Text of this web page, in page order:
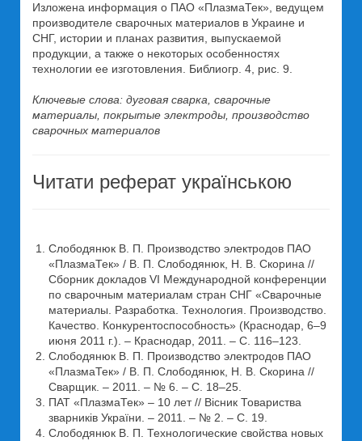
Изложена информация о ПАО «ПлазмаТек», ведущем
производителе сварочных материалов в Украине и
СНГ, истории и планах развития, выпускаемой
продукции, а также о некоторых особенностях
технологии ее изготовления. Библиогр. 4, рис. 9.
Ключевые слова: дуговая сварка, сварочные
материалы, покрытые электроды, производство
сварочных материалов
Читати реферат українською
Слободянюк В. П. Производство электродов ПАО
«ПлазмаТек» / В. П. Слободянюк, Н. В. Скорина //
Сборник докладов VI Международной конференции
по сварочным материалам стран СНГ «Сварочные
материалы. Разработка. Технология. Производство.
Качество. Конкурентоспособность» (Краснодар, 6–9
июня 2011 г.). – Краснодар, 2011. – С. 116–123.
Слободянюк В. П. Производство электродов ПАО
«ПлазмаТек» / В. П. Слободянюк, Н. В. Скорина //
Сварщик. – 2011. – № 6. – С. 18–25.
ПАТ «ПлазмаТек» – 10 лет // Вісник Товариства
зварників України. – 2011. – № 2. – С. 19.
Слободянюк В. П. Технологические свойства новых